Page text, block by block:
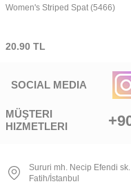
Women's Striped Spat (5466)
20.90 TL
SOCIAL MEDIA
MÜŞTERI
HIZMETLERI
Sururi mh. Necip Efendi
Fatih/İstanbul